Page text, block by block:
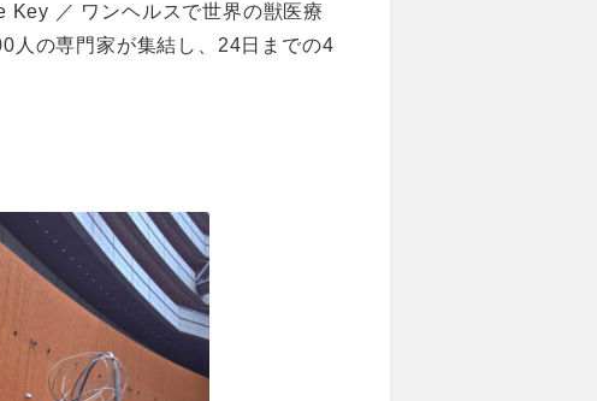
／ ワンヘルスで世界の獣医療
人の専門家が集結し、24日までの4